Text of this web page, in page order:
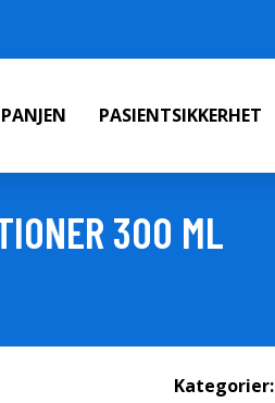
PASIENTSIKKERHET
300 ML
Kategorier: